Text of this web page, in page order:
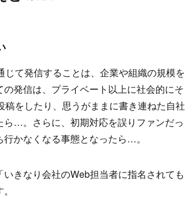
て発信することは、企業や組織の規模を
発信は、プライベート以上に社会的にそ
をしたり、思うがままに書き連ねた自社
…。さらに、初期対応を誤りファンだっ
かなくなる事態となったら…。
きなり会社のWeb担当者に指名されても